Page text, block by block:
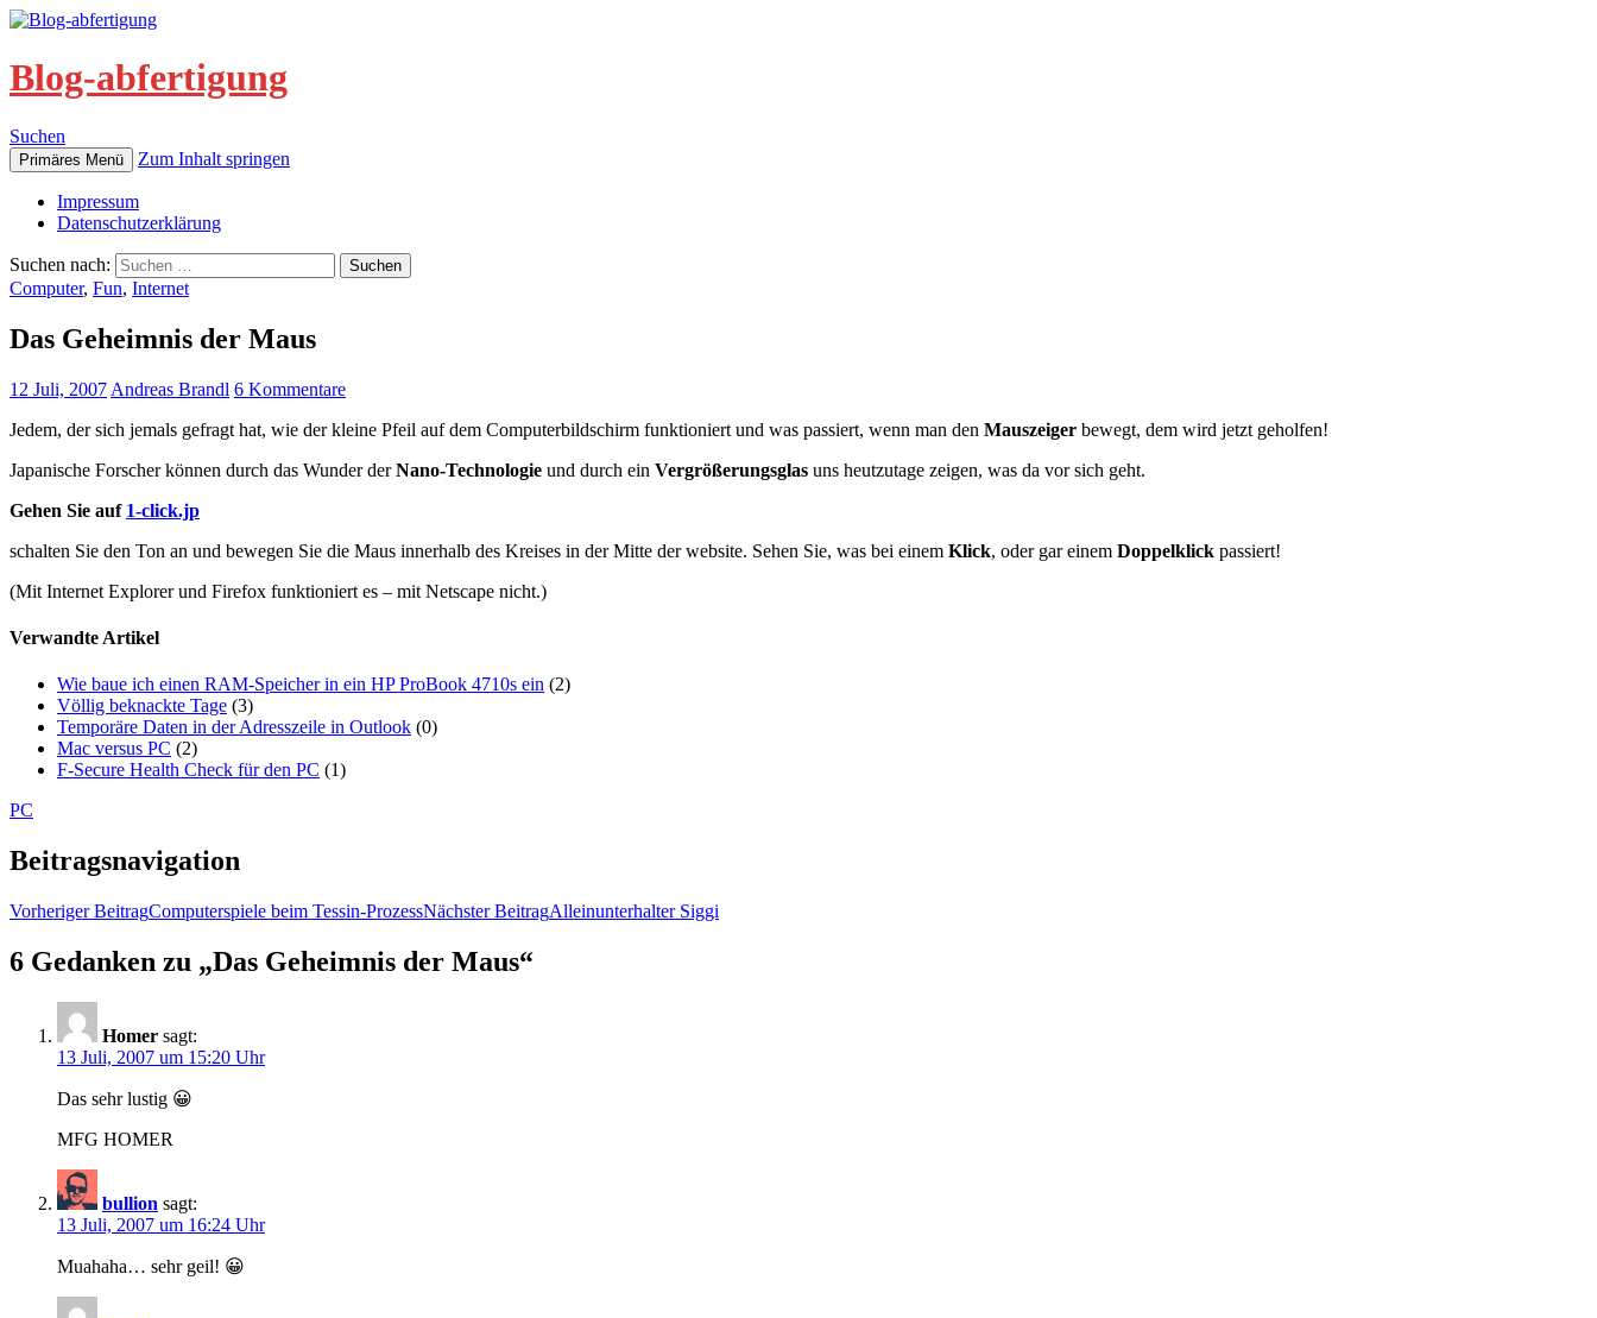
Blog-abfertigung
Suchen
Primäres Menü Zum Inhalt springen
Impressum
Datenschutzerklärung
Suchen nach:
Computer, Fun, Internet
Das Geheimnis der Maus
12 Juli, 2007 Andreas Brandl 6 Kommentare
Jedem, der sich jemals gefragt hat, wie der kleine Pfeil auf dem Computerbildschirm funktioniert und was passiert, wenn man den Mauszeiger bewegt, dem wird jetzt geholfen!
Japanische Forscher können durch das Wunder derNano-Technologie und durch ein Vergrößerungsglas uns heutzutage zeigen, was da vor sich geht.
Gehen Sie auf 1-click.jp
schalten Sie den Ton an und bewegen Sie die Maus innerhalb des Kreises in der Mitte der website. Sehen Sie, was bei einem Klick, oder gar einem Doppelklick passiert!
(Mit Internet Explorer und Firefox funktioniert es – mit Netscape nicht.)
Verwandte Artikel
Wie baue ich einen RAM-Speicher in ein HP ProBook 4710s ein (2)
Völlig beknackte Tage (3)
Temporäre Daten in der Adresszeile in Outlook (0)
Mac versus PC (2)
F-Secure Health Check für den PC (1)
PC
Beitragsnavigation
Vorheriger BeitragComputerspiele beim Tessin-ProzessNächster BeitragAlleinunterhalter Siggi
6 Gedanken zu „Das Geheimnis der Maus“
Homer sagt:
13 Juli, 2007 um 15:20 Uhr
Das sehr lustig 😀
MFG HOMER
bullion sagt:
13 Juli, 2007 um 16:24 Uhr
Muahaha… sehr geil! 😀